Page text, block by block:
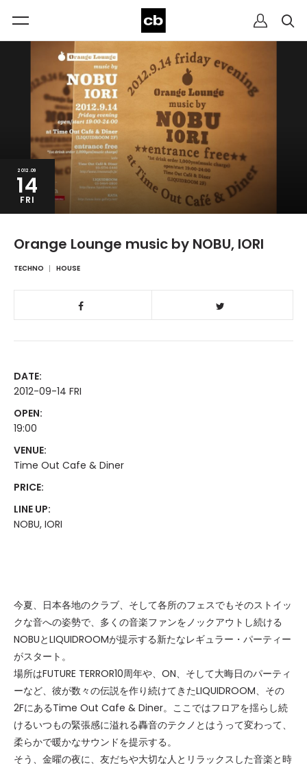
2012.09
14
FRI
Orange Lounge music by NOBU, IORI
TECHNO HOUSE
DATE:
2012-09-14 FRI
OPEN:
19:00
VENUE:
Time Out Cafe & Diner
PRICE:
LINE UP:
NOBU, IORI
今夏、日本各地のクラブ、そして各所のフェスでもそのストイッ
クな音への姿勢で、多くの音楽ファンをノックアウトし続ける
NOBUとLIQUIDROOMが提示する新たなレギュラー・パーティー
がスタート。
場所はFUTURE TERROR10周年や、ON、そして大晦日のパーティ
ーなど、彼が数々の伝説を作り続けてきたLIQUIDROOM、その
2FにあるTime Out Cafe & Diner。ここではフロアを揺らし続
けるいつもの緊張感に溢れる轟音のテクノとはうって変わって、
柔らかで暖かなサウンドを提示する。
そう、金曜の夜に、友だちや大切な人とリラックスした音楽と時